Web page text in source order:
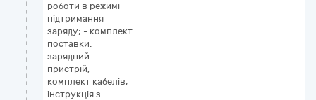
роботи в режимі
підтримання
заряду; - комплект
поставки:
зарядний
пристрій,
комплект кабелів,
інструкція з